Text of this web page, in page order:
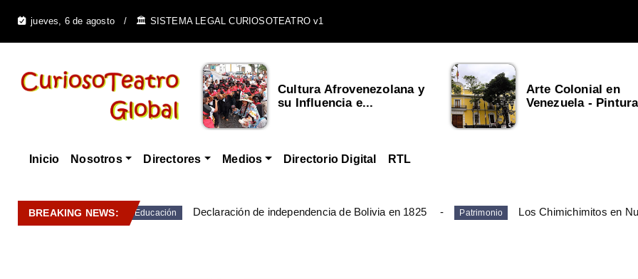
jueves, 6 de agosto 🏛️ SISTEMA LEGAL CURIOSOTEATRO v1
Cultura Afrovenezolana y
su Influencia e...
Arte Colonial en
Venezuela -
Inicio Nosotros Directores Medios Directorio Digital RTL
BREAKING NEWS: Educación Declaración de independencia de Bolivia en 1825 Patrimonio Los Chimichimitos en